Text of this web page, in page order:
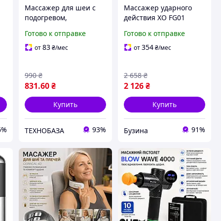
Массажер для шеи с
подогревом,
электродов, USB
Готово к отправке
от83 ₴/мес
831.60 ₴
990 ₴
Купить
ТЕХНОБАЗА 93%
Массажер ударного
действия XO FG01
для тела мышц белый
pelican
Готово к отправке
от354₴/мес
2 126₴
2 658 ₴
Купить
Бузина 91%